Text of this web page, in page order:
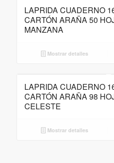
LAPRIDA CUADERNO
CARTÓN ARAÑA 50
MANZANA
Mostrar detalles
LAPRIDA CUADERNO
CARTÓN ARAÑA 98
CELESTE
Mostrar detalles